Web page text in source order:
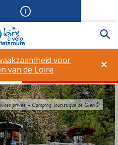
×
voor
van de Loire
privée – Camping Touristique de Gien©